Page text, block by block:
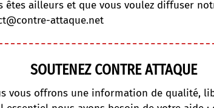
êtes ailleurs et que vous voulez diffuser
attaque.net
SOUTENEZ CONTRE ATTAQUE
vous offrons une information de qualité,